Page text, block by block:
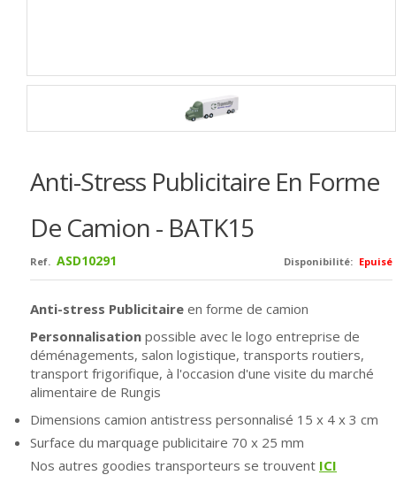
Anti-Stress Publicitaire En Forme
De Camion - BATK15
Disponibilité: Epuisé
Ref. ASD10291
Anti-stress Publicitaire en forme de camion
Personnalisation possible avec le logo entreprise de
déménagements, salon logistique, transports routiers,
transport frigorifique, à l'occasion d'une visite du marché
alimentaire de Rungis
Dimensions camion antistress personnalisé 15 x 4 x 3 cm
Surface du marquage publicitaire 70 x 25 mm
Nos autres goodies transporteurs se trouvent ICI